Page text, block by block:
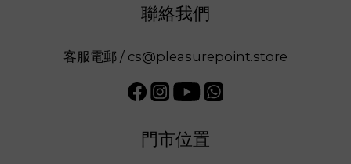
聯絡我們
客服電郵 / cs@pleasurepoint.store
門市位置